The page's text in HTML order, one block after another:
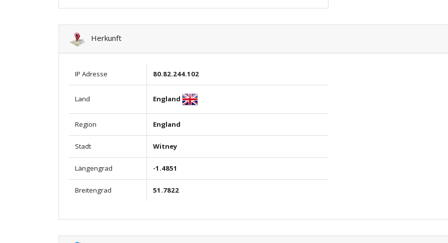
Herkunft
IP Adresse 80.82.244.102
Land England
Region England
Stadt Witney
Längengrad -1.4851
Breitengrad 51.7822